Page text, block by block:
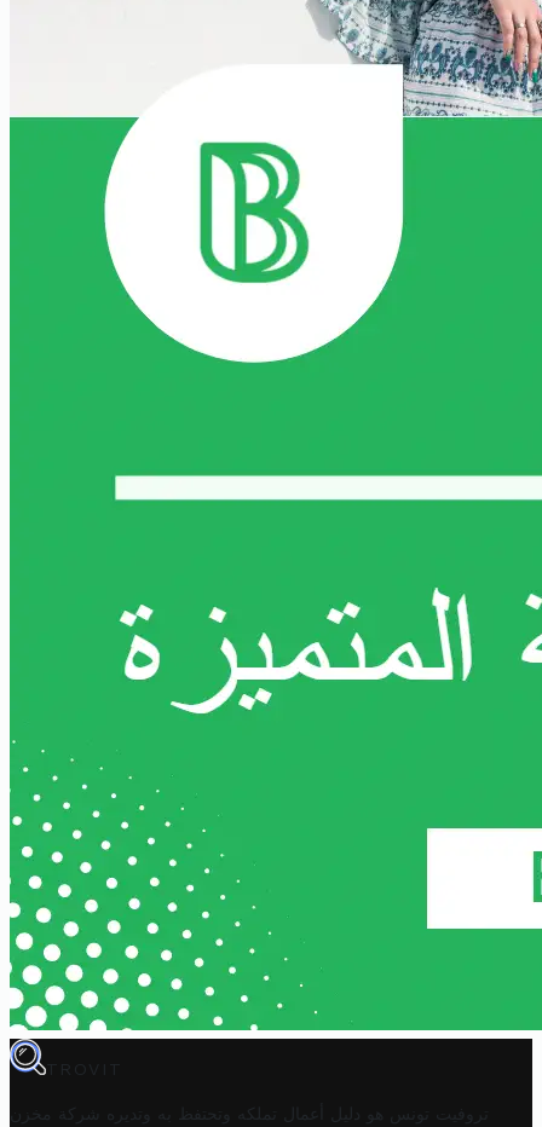
TROVIT
تروفيت تونس هو دليل أعمال تملكه وتحتفظ به وتديره
شركة مخزن